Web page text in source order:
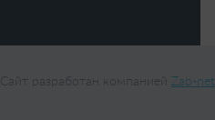
Сайт разработан компанией Zab-net